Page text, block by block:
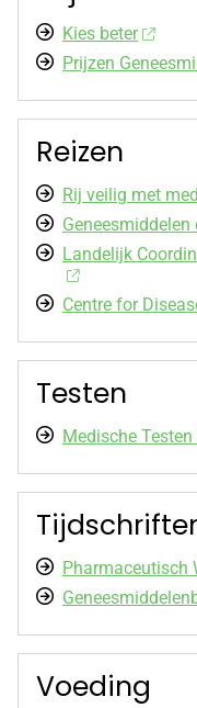
Kies beter
Prijzen
Reizen
Rij veilig met
Geneesmiddelen
Landelijk
Centre for
Testen
Medische
Pharmaceutisch
Voeding